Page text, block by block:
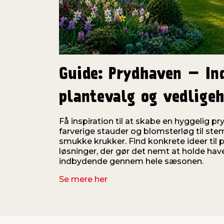
Guide: Prydhaven –
plantevalg og
Få inspiration til at skabe en hyggelig
farverige stauder og blomsterløg til
smukke krukker. Find konkrete ideer til
løsninger, der gør det nemt at holde
indbydende gennem hele sæsonen.
Se mere her